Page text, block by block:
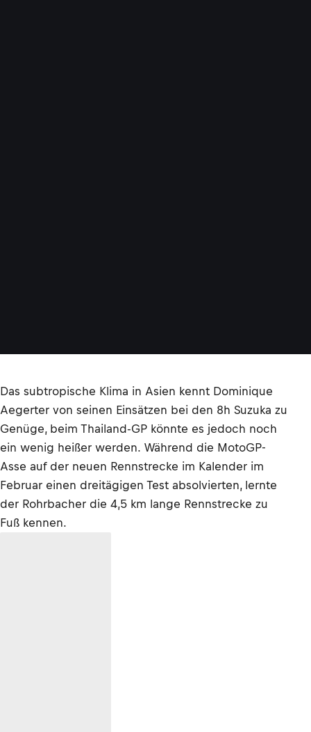
Das subtropische Klima in Asien kennt Dominique
Aegerter von seinen Einsätzen bei den 8h Suzuka zu
Genüge, beim Thailand-GP könnte es jedoch noch
ein wenig heißer werden. Während die MotoGP-
Asse auf der neuen Rennstrecke im Kalender im
Februar einen dreitägigen Test absolvierten, lernte
der Rohrbacher die 4,5 km lange Rennstrecke zu
Fuß kennen.